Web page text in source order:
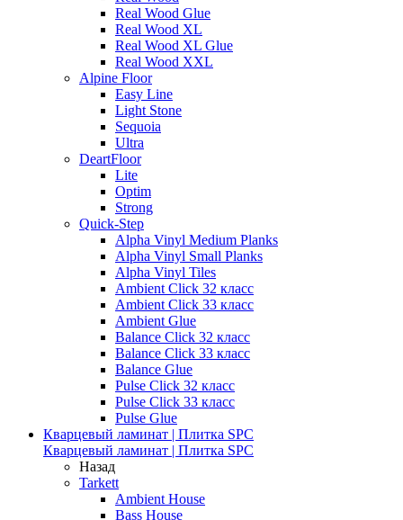
Real Wood Glue
Real Wood XL
Real Wood XL Glue
Real Wood XXL
Alpine Floor
Easy Line
Light Stone
Sequoia
Ultra
DeartFloor
Lite
Optim
Strong
Quick-Step
Alpha Vinyl Medium Planks
Alpha Vinyl Small Planks
Alpha Vinyl Tiles
Ambient Click 32 класс
Ambient Click 33 класс
Ambient Glue
Balance Click 32 класс
Balance Click 33 класс
Balance Glue
Pulse Click 32 класс
Pulse Click 33 класс
Pulse Glue
Кварцевый ламинат | Плитка SPC
Кварцевый ламинат | Плитка SPC
Назад
Tarkett
Ambient House
Bass House